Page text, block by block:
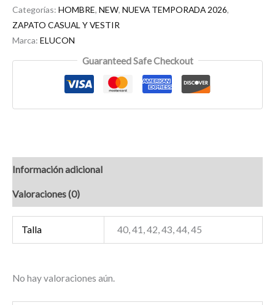
Categorías: HOMBRE, NEW, NUEVA TEMPORADA 2026,
ZAPATO CASUAL Y VESTIR
Marca: ELUCON
Guaranteed Safe Checkout
Información adicional
Valoraciones (0)
Talla 40, 41, 42, 43, 44, 45
No hay valoraciones aún.